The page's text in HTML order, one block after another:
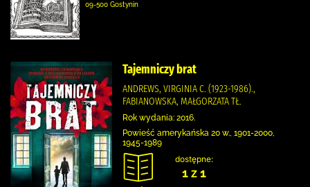
09-500 Gostynin
Tajemniczy brat
ANDREWS, VIRGINIA C. (1923-1986).,
FABIANOWSKA, MAŁGORZATA TŁ.
Rok wydania: 2016.
Powieść amerykańska 20 w., 1901-2000,
1945-1989
dostępne:
1 z 1